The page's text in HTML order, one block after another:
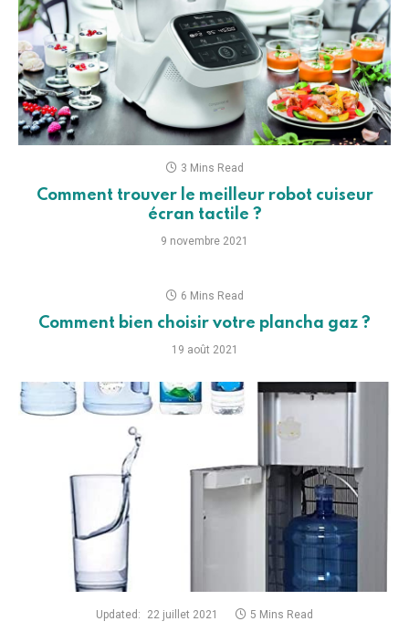
3 Mins Read
Comment trouver le meilleur robot cuiseur
écran tactile ?
9 novembre 2021
6 Mins Read
Comment bien choisir votre plancha gaz ?
19 août 2021
Updated: 22 juillet 2021 5 Mins Read